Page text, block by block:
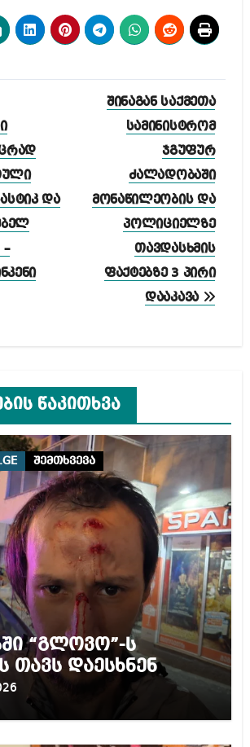
და
შინაგან საქმეთა
სამინისტრომ
ჯგუფურ
ძალადობაში
მონაწილეობის და
პოლიციელზე
თავდასხმის
ფაქტებზე 3 პირი
დააკავა
წაკითხვა
შემთხვევა
“გლოვო”-ს
თავს დაესხნენ